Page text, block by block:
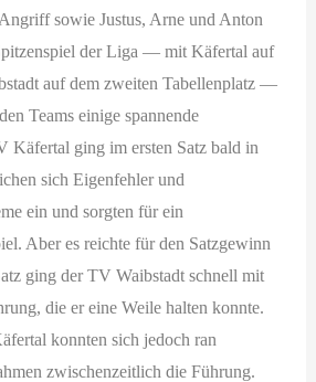
sowie Justus, Arne und Anton
der Liga — mit Käfertal auf
auf dem zweiten Tabellenplatz —
Teams einige spannende
Käfertal ging im ersten Satz bald in
sich Eigenfehler und
ein und sorgten für ein
Aber es reichte für den Satzgewinn
ging der TV Waibstadt schnell mit
die er eine Weile halten konnte.
konnten sich jedoch ran
zwischenzeitlich die Führung.